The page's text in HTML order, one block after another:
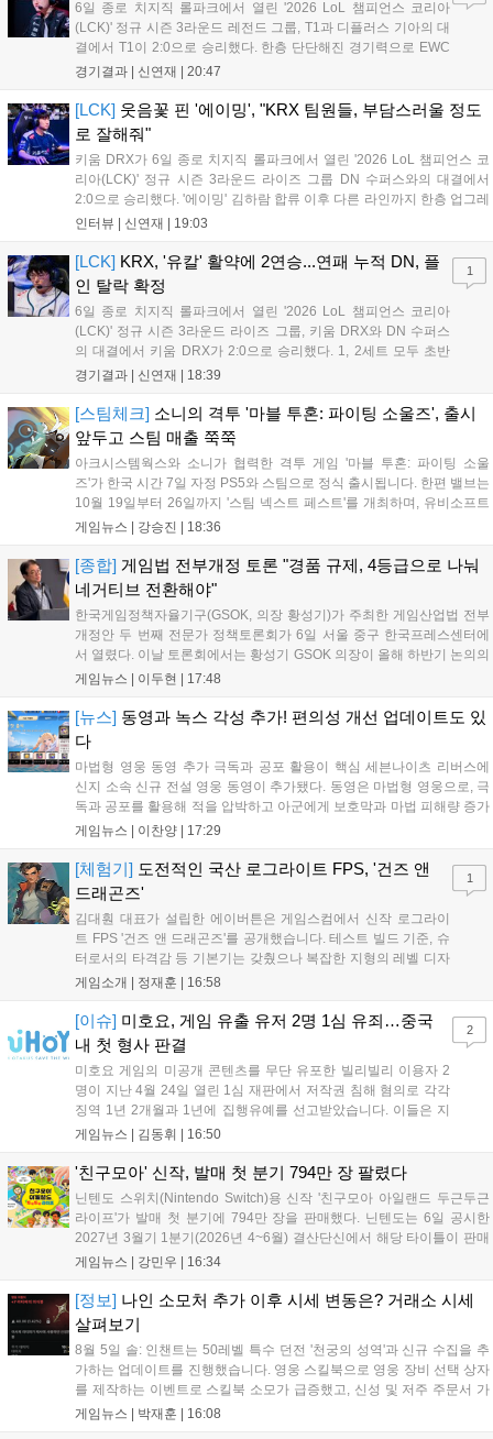
6일 종로 치지직 롤파크에서 열린 '2026 LoL 챔피언스 코리아
(LCK)' 정규 시즌 3라운드 레전드 그룹, T1과 디플러스 기아의 대
결에서 T1이 2:0으로 승리했다. 한층 단단해진 경기력으로 EWC
우승을 기점으로 파죽지세의 연승을 이어가던 디플러스 기아를
T1은 첫 드래곤을 두드렸...
경기결과 | 신연재 | 20:47
[LCK] 웃음꽃 핀 '에이밍', "KRX 팀원들, 부담스러울 정도
로 잘해줘"
키움 DRX가 6일 종로 치지직 롤파크에서 열린 '2026 LoL 챔피언스 코
리아(LCK)' 정규 시즌 3라운드 라이즈 그룹 DN 수퍼스와의 대결에서
2:0으로 승리했다. '에이밍' 김하람 합류 이후 다른 라인까지 한층 업그레
이드 된 경기력을 보여주며 기분 좋은 2연승을 달렸다. 경기 종료 후 기
인터뷰 | 신연재 | 19:03
[LCK] KRX, '유칼' 활약에 2연승...연패 누적 DN, 플
인 탈락 확정
6일 종로 치지직 롤파크에서 열린 '2026 LoL 챔피언스 코리아
(LCK)' 정규 시즌 3라운드 라이즈 그룹, 키움 DRX와 DN 수퍼스
의 대결에서 키움 DRX가 2:0으로 승리했다. 1, 2세트 모두 초반
부터 앞서나갔고, 별다른 위기 없이 승리를 꿰찼다. DN 수퍼스는
의 출발이 매우 좋...
경기결과 | 신연재 | 18:39
1
[스팀체크] 소니의 격투 '마블 투혼: 파이팅 소울즈', 출시
앞두고 스팀 매출 쭉쭉
아크시스템웍스와 소니가 협력한 격투 게임 '마블 투혼: 파이팅 소울
즈'가 한국 시간 7일 자정 PS5와 스팀으로 정식 출시됩니다. 한편 밸브는
10월 19일부터 26일까지 '스팀 넥스트 페스트'를 개최하며, 유비소프트
의 '더 디비전 리서전스'가 스팀에 출시되었고, 농장 시뮬레이션 '돌록 타
각기 다른 장르에서 이용자들의 기대를 모으고 있습니다....
게임뉴스 | 강승진 | 18:36
[종합] 게임법 전부개정 토론 "경품 규제, 4등급으로 나눠
네거티브 전환해야"
한국게임정책자율기구(GSOK, 의장 황성기)가 주최한 게임산업법 전부
개정안 두 번째 전문가 정책토론회가 6일 서울 중구 한국프레스센터에
서 열렸다. 이날 토론회에서는 황성기 GSOK 의장이 올해 하반기 논의의
주요 쟁점과 성과를 짚은 데 이어, 박종현 한양대 법학전문대학원 교수
호사가 게임 등...
게임뉴스 | 이두현 | 17:48
[뉴스] 동영과 녹스 각성 추가! 편의성 개선 업데이트도 있
다
마법형 영웅 동영 추가 극독과 공포 활용이 핵심 세븐나이츠 리버스에
신지 소속 신규 전설 영웅 동영이 추가됐다. 동영은 마법형 영웅으로, 극
독과 공포를 활용해 적을 압박하고 아군에게 보호막과 마법 피해량 증가
를 제공하는 것이 특징이다. 패시브 황천의 동행자는 동영의 핵심이다.
활한다. 모...
게임뉴스 | 이찬양 | 17:29
[체험기] 도전적인 국산 로그라이트 FPS, '건즈 앤
드래곤즈'
김대훤 대표가 설립한 에이버튼은 게임스컴에서 신작 로그라이
트 FPS '건즈 앤 드래곤즈'를 공개했습니다. 테스트 빌드 기준, 슈
터로서의 타격감 등 기본기는 갖췄으나 복잡한 지형의 레벨 디자
인은 개선이 필요해 보입니다. 또한, 성장 트랙의 과도한 분절과
요구됩니다. 개발사는 향후 캐릭터 추가 등을 통해 게임성을 다듬
어 경쟁력을 확보할 계획입니다....
게임소개 | 정재훈 | 16:58
1
[이슈] 미호요, 게임 유출 유저 2명 1심 유죄…중국
내 첫 형사 판결
미호요 게임의 미공개 콘텐츠를 무단 유포한 빌리빌리 이용자 2
명이 지난 4월 24일 열린 1심 재판에서 저작권 침해 혐의로 각각
징역 1년 2개월과 1년에 집행유예를 선고받았습니다. 이들은 지
난해 7월부터 원신 등 주요 게임의 영상을 유포해 60만 회 이상의
이후 중국 내 첫 형사사건임을 강조하며 향후 무단 유출에 강경
게임뉴스 | 김동휘 | 16:50
2
'친구모아' 신작, 발매 첫 분기 794만 장 팔렸다
닌텐도 스위치(Nintendo Switch)용 신작 '친구모아 아일랜드 두근두근
라이프'가 발매 첫 분기에 794만 장을 판매했다. 닌텐도는 6일 공시한
2027년 3월기 1분기(2026년 4~6월) 결산단신에서 해당 타이틀이 판매
를 크게 늘렸다고 밝혔다. 4월 16일 발매된 이 작품은 약 2개월 반 만에
게임뉴스 | 강민우 | 16:34
[정보] 나인 소모처 추가 이후 시세 변동은? 거래소 시세
살펴보기
8월 5일 솔: 인챈트는 50레벨 특수 던전 '천궁의 성역'과 신규 수집을 추
가하는 업데이트를 진행했습니다. 영웅 스킬북으로 영웅 장비 선택 상자
를 제작하는 이벤트로 스킬북 소모가 급증했고, 신성 및 저주 주문서 가
격은 소폭 상승했습니다. 나인 코어 시세는 보합세를 유지 중이며, 신의
게임뉴스 | 박재훈 | 16:08